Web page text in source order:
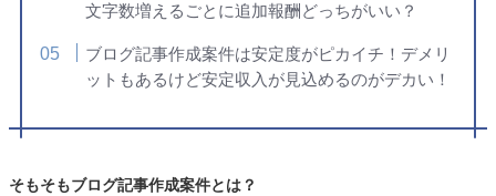
文字数増えるごとに追加報酬どっちがいい？
ブログ記事作成案件は安定度がピカイチ！デメリ
ットもあるけど安定収入が見込めるのがデカい！
そもそもブログ記事作成案件とは？